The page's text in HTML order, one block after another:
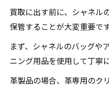
買取に出す前に、シャネル
保管することが大変重要です
まず、シャネルのバッグや
ニング用品を使用して丁寧
革製品の場合、革専用のク